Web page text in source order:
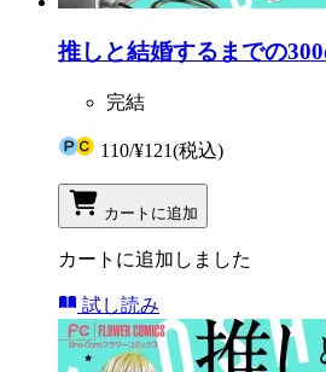
推しと結婚するまでの
完結
110/¥121(税込)
カートに追加
カートに追加しました
試し読み